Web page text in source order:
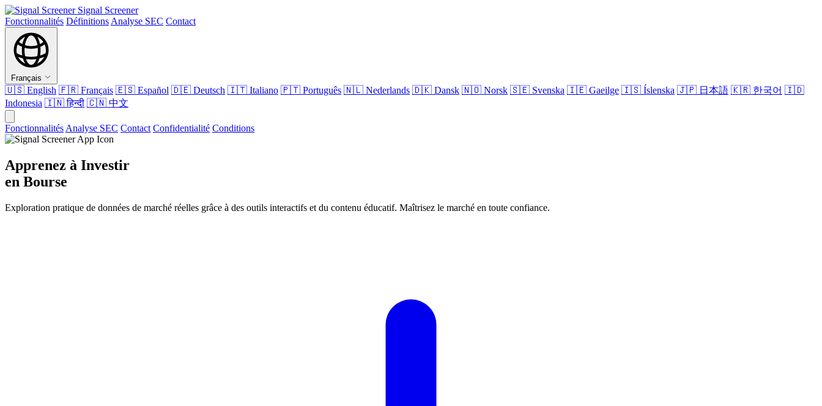
Signal Screener
Fonctionnalités Définitions Analyse SEC Contact
Français
🇺🇸 English 🇫🇷 Français 🇪🇸 Español 🇩🇪 Deutsch 🇮🇹 Italiano 🇵🇹 Português 🇳🇱 Nederlands 🇩🇰 Dansk 🇳🇴 Norsk 🇸🇪 Svenska 🇮🇪 Gaeilge 🇮🇸 Íslenska 🇯🇵 日本語 🇰🇷 한국어 🇮🇩
Indonesia 🇮🇳हिन्दी 🇨🇳 中文
Fonctionnalités Analyse SEC Contact Confidentialité Conditions
Apprenez à Investir
en Bourse
Exploration pratique de données de marché réelles grâce à des outils interactifs et du contenu éducatif. Maîtrisez le marché en toute confiance.